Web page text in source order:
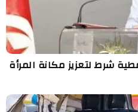
شرط لتعزيز مكانة المرأة